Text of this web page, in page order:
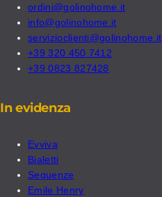
ordini@golinohome.it
info@golinohome.it
servizioclienti@golinohome.it
+39 320 450 7412
+39 0823 827428
In evidenza
Evviva
Bialetti
Sequenze
Emile Henry